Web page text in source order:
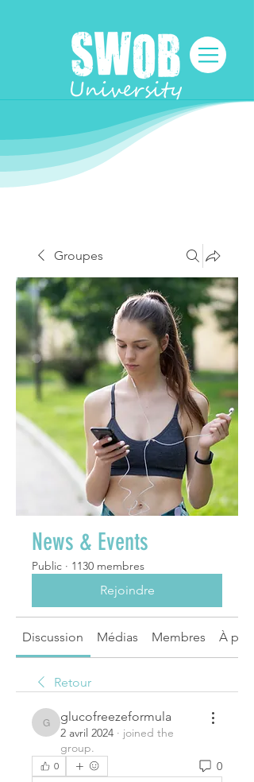
Groupes
News & Events
Public · 1130 membres
Rejoindre
Discussion Médias Membres À
Retour
glucofreezeformula
glucofreezeformula
2 avril 2024 · joined the
group.
0 0